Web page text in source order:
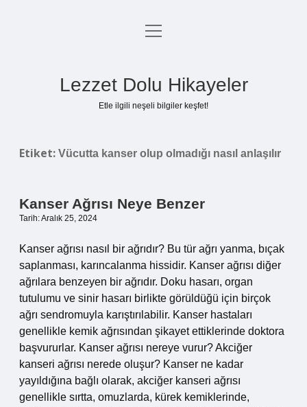
Anasayfa
menüyü
Lezzet Dolu Hikayeler
Etle ilgili neşeli bilgiler keşfet!
Etiket: Vücutta kanser olup olmadığı nasıl anlaşılır
Kanser Ağrısı Neye Benzer
Tarih: Aralık 25, 2024
Kanser ağrısı nasıl bir ağrıdır? Bu tür ağrı yanma, bıçak
saplanması, karıncalanma hissidir. Kanser ağrısı diğer
ağrılara benzeyen bir ağrıdır. Doku hasarı, organ
tutulumu ve sinir hasarı birlikte görüldüğü için birçok
ağrı sendromuyla karıştırılabilir. Kanser hastaları
genellikle kemik ağrısından şikayet ettiklerinde doktora
başvururlar. Kanser ağrısı nereye vurur? Akciğer
kanseri ağrısı nerede oluşur? Kanser ne kadar
yayıldığına bağlı olarak, akciğer kanseri ağrısı
genellikle sırtta, omuzlarda, kürek kemiklerinde,